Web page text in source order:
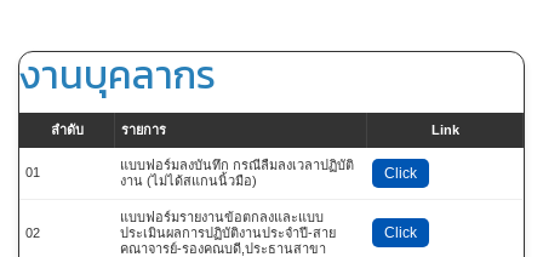
งานบุคลากร
ลำดับ รายการ Link
01
แบบฟอร์มลงบันทึก กรณีลืมลงเวลาปฏิบัติ
งาน (ไม่ได้สแกนนิ้วมือ)
Click
02
แบบฟอร์มรายงานข้อตกลงและแบบ
ประเมินผลการปฏิบัติงานประจำปี-สาย
คณาจารย์-รองคณบดี,ประธานสาขา
Click